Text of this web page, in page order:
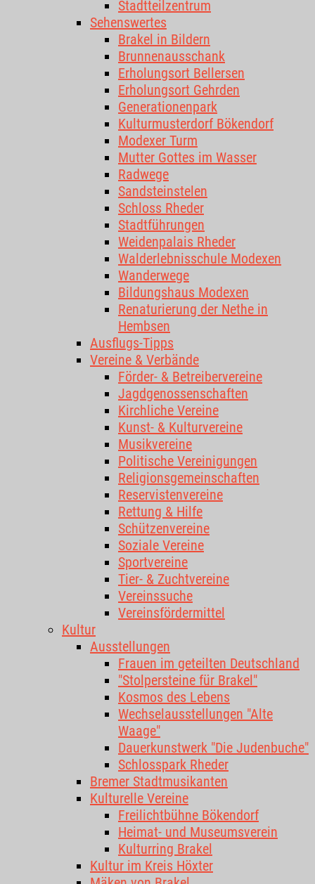
Stadtteilzentrum
Sehenswertes
Brakel in Bildern
Brunnenausschank
Erholungsort Bellersen
Erholungsort Gehrden
Generationenpark
Kulturmusterdorf Bökendorf
Modexer Turm
Mutter Gottes im Wasser
Radwege
Sandsteinstelen
Schloss Rheder
Stadtführungen
Weidenpalais Rheder
Walderlebnisschule Modexen
Wanderwege
Bildungshaus Modexen
Renaturierung der Nethe in
Hembsen
Ausflugs-Tipps
Vereine & Verbände
Förder- & Betreibervereine
Jagdgenossenschaften
Kirchliche Vereine
Kunst- & Kulturvereine
Musikvereine
Politische Vereinigungen
Religionsgemeinschaften
Reservistenvereine
Rettung & Hilfe
Schützenvereine
Soziale Vereine
Sportvereine
Tier- & Zuchtvereine
Vereinssuche
Vereinsfördermittel
Kultur
Ausstellungen
Frauen im geteilten Deutschland
"Stolpersteine für Brakel"
Kosmos des Lebens
Wechselausstellungen "Alte
Waage"
Dauerkunstwerk "Die Judenbuche"
Schlosspark Rheder
Bremer Stadtmusikanten
Kulturelle Vereine
Freilichtbühne Bökendorf
Heimat- und Museumsverein
Kulturring Brakel
Kultur im Kreis Höxter